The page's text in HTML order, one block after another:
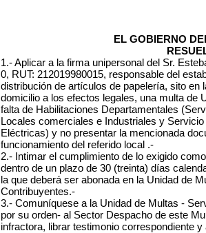
EL GOBIERNO
1.- Aplicar a la firma unipersonal del Sr.
0, RUT: 212019980015, responsable del
distribución de artículos de papelería, sito en
domicilio a los efectos legales, una multa de
falta de Habilitaciones Departamentales
Locales comerciales e Industriales y
Eléctricas) y no presentar la mencionada
funcionamiento del referido local .-
2.- Intimar el cumplimiento de lo exigido
dentro de un plazo de 30 (treinta) días
la que deberá ser abonada en la Unidad de
Contribuyentes.-
3.- Comuníquese a la Unidad de Multas -
por su orden- al Sector Despacho de este
infractora, librar testimonio correspondiente